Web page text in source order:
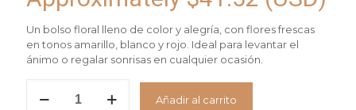
Un bolso floral lleno de color y alegría, con flores frescas
en tonos amarillo, blanco y rojo. Ideal para levantar el
ánimo o regalar sonrisas en cualquier ocasión.
Explosión
Añadir al carrito